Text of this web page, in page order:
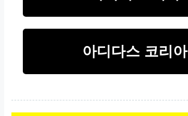
아디다스 코리아